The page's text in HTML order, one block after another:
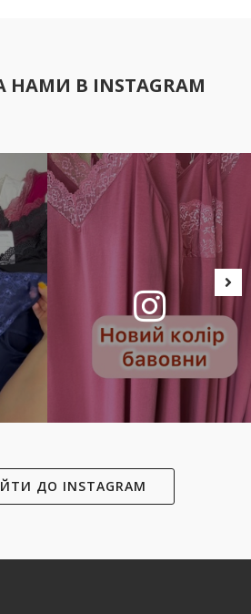
НАМИ В INSTAGRAM
ДО INSTAGRAM